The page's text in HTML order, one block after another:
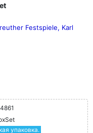
Festspiele, Karl
упаковка.